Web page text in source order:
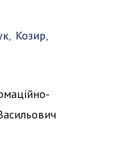
, Козир